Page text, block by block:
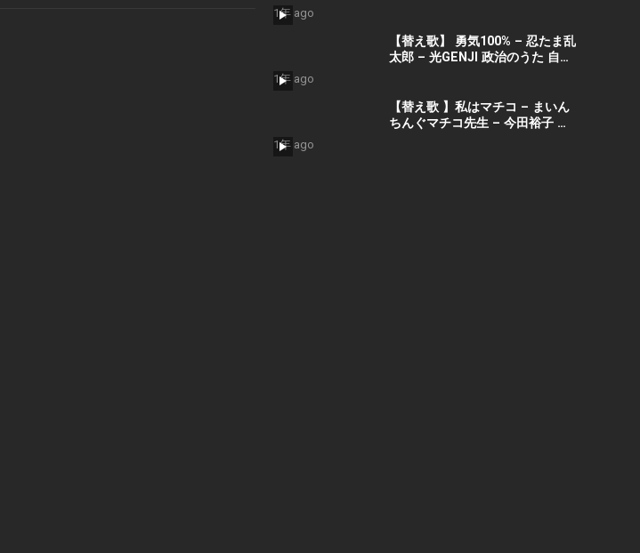
民党あるある 財務省解体デモ応
援！
1年 ago
【替え歌】 勇気100% – 忍たま乱
太郎 – 光GENJI 政治のうた 自民
1年 ago
【替え歌 】私はマチコ – まいん
ちんぐマチコ先生 – 今田裕子 万
1年 ago